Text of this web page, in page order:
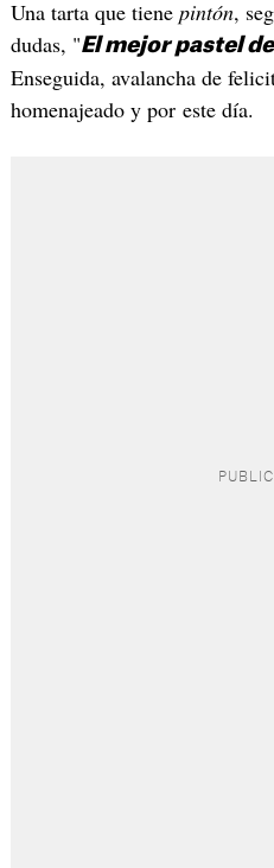
Una tarta que tiene pintón,
dudas, "El mejor pastel
Enseguida, avalancha de
homenajeado y por este día.